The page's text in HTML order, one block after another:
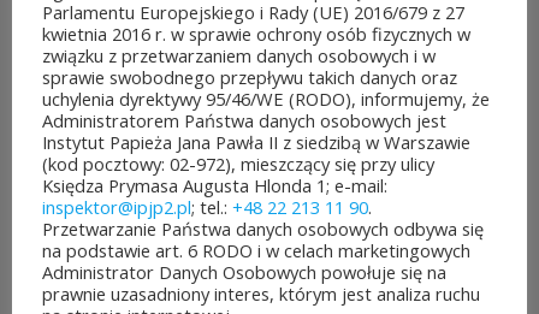
Obywatelskiego Mazowsza.
To mieszkańcy zdecydują,
które pomysły dostaną
dofinansowanie z budżetu
samorządu województwa
mazowieckiego. Do rozdania
jest aż 30 mln zł! Mieszkańcy
Parlamentu Europejskiego i Rady (UE) 2016/679 z 27
kwietnia 2016 r. w sprawie ochrony osób fizycznych w
związku z przetwarzaniem danych osobowych i w
sprawie swobodnego przepływu takich danych oraz
uchylenia dyrektywy 95/46/WE (RODO), informujemy, że
Administratorem Państwa danych osobowych jest
Instytut Papieża Jana Pawła II z siedzibą w Warszawie
(kod pocztowy: 02-972), mieszczący się przy ulicy
Księdza Prymasa Augusta Hlonda 1; e-mail:
inspektor@ipjp2.pl; tel.: +48 22 213 11 90.
Przetwarzanie Państwa danych osobowych odbywa się
na podstawie art. 6 RODO i w celach marketingowych
Administrator Danych Osobowych powołuje się na
prawnie uzasadniony interes, którym jest analiza ruchu